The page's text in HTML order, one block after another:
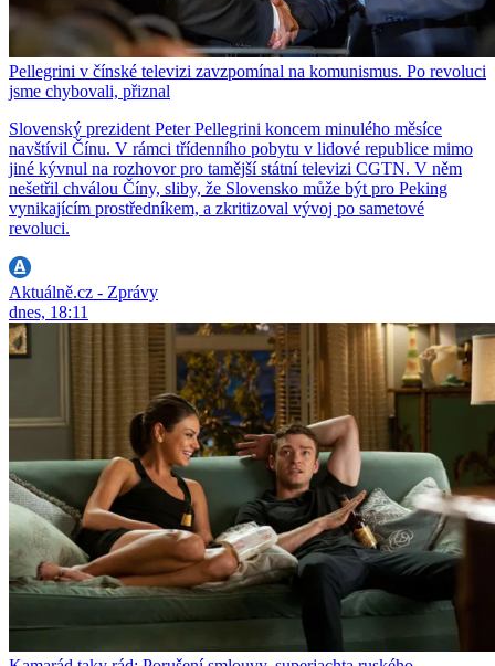
Pellegrini v čínské televizi zavzpomínal na komunismus. Po revoluci
jsme chybovali, přiznal
Slovenský prezident Peter Pellegrini koncem minulého měsíce
navštívil Čínu. V rámci třídenního pobytu v lidové republice mimo
jiné kývnul na rozhovor pro tamější státní televizi CGTN. V něm
nešetřil chválou Číny, sliby, že Slovensko může být pro Peking
vynikajícím prostředníkem, a zkritizoval vývoj po sametové
revoluci.
Aktuálně.cz - Zprávy
dnes, 18:11